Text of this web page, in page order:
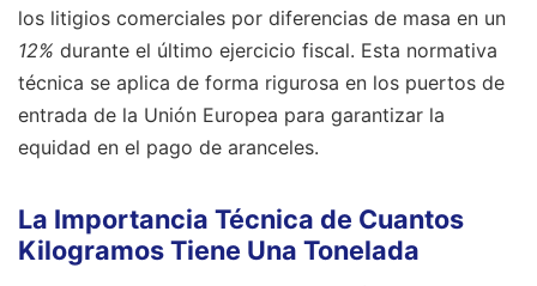
los litigios comerciales por diferencias de masa en un
12% durante el último ejercicio fiscal. Esta normativa
técnica se aplica de forma rigurosa en los puertos de
entrada de la Unión Europea para garantizar la
equidad en el pago de aranceles.
La Importancia Técnica de Cuantos
Kilogramos Tiene Una Tonelada